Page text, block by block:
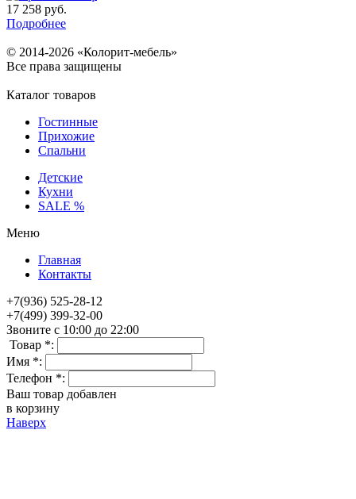
17 258 руб.
Подробнее
© 2014-2026 «Колорит-мебель»
Все права защищены
Каталог товаров
Гостинные
Прихожие
Спальни
Детские
Кухни
SALE %
Меню
Главная
Контакты
+7(936) 525-28-12
+7(499) 399-32-00
Звоните с 10:00 до 22:00
Товар *:
Имя *:
Телефон *:
Ваш товар добавлен
в корзину
Наверх